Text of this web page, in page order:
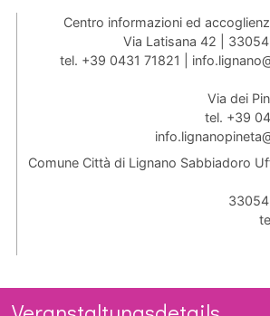
Centro informazioni ed
Via Latisana 42 |
tel. +39 0431 71821 |
Via dei
tel. +39
Comune Città di Lignano Sabbiadoro